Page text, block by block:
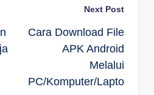
Next Post
Cara Download File
APK Android
Melalui
PC/Komputer/Lapto